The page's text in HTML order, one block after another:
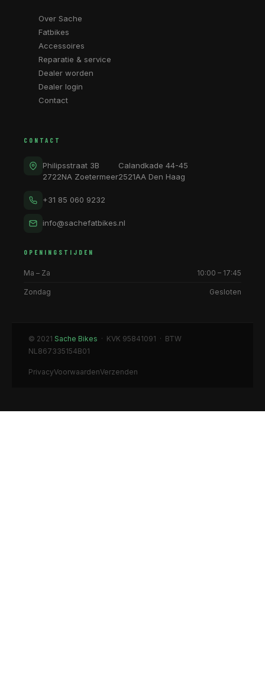
Over Sache
Fatbikes
Accessoires
Reparatie & service
Dealer worden
Dealer login
Contact
CONTACT
Philipsstraat 3B
2722NA Zoetermeer
Calandkade 44-45
2521AA Den Haag
+31 85 060 9232
info@sachefatbikes.nl
OPENINGSTIJDEN
Ma – Za 10:00 – 17:45
Zondag Gesloten
© 2021 Sache Bikes · KVK 95841091 · BTW
NL867335154B01
PrivacyVoorwaardenVerzenden